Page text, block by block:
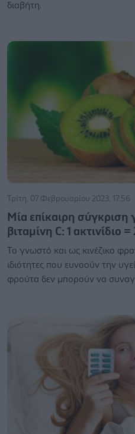
διαβήτη.
Τρίτη, 07 Φεβρουαρίου 2023, 17:56
Μία επίκαιρη σύγκριση
βιταμίνη C: 1 ακτινίδιο
Το γνωστό και ως κινέζικο
ιδιότητες που ευνοούν την
φρούτα δεν μπορούν να